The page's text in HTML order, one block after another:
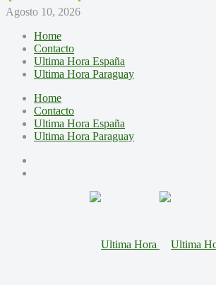
Agosto 10, 2026
Home
Contacto
Ultima Hora España
Ultima Hora Paraguay
Home
Contacto
Ultima Hora España
Ultima Hora Paraguay